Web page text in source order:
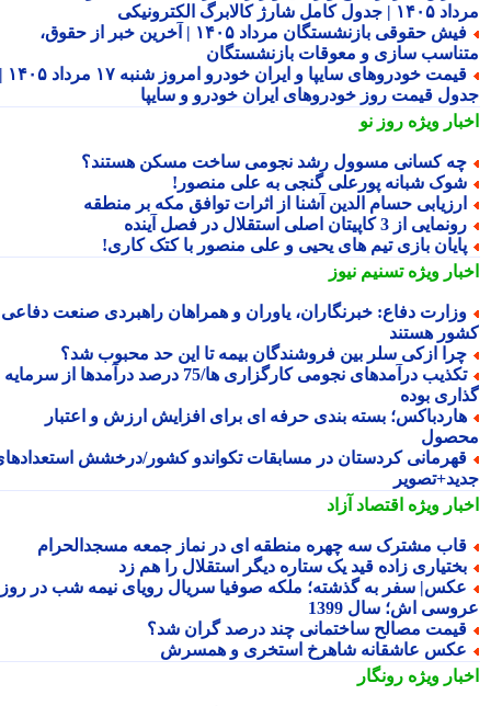
شارژ کالابرگ الکترونیکی
فیش حقوقی بازنشستگان مرداد ۱۴۰۵ | آخرین خبر از حقوق،
سازی و معوقات بازنشستگان
قیمت خودروهای سایپا و ایران خودرو امروز شنبه ۱۷ مرداد ۱۴۰۵ |
قیمت روز خودروهای ایران خودرو و سایپا
ویژهروز نو
کسانی مسوول رشد نجومی ساخت مسکن هستند؟
شبانه پورعلی گنجی به علی منصور!
حسام الدین آشنا از اثرات توافق مکه بر منطقه
از 3 کاپیتان اصلی استقلال در فصل آینده
بازی تیم های یحیی و علی منصور با کتک کاری!
ویژهتسنیم نیوز
دفاع: خبرنگاران، یاوران و همراهان راهبردی صنعت دفاعی
هستند
ازکی سلر بین فروشندگان بیمه تا این حد محبوب شد؟
تکذیب درآمدهای نجومی کارگزاری ها/75 درصد درآمدها از سرمایه
بوده
بسته بندی حرفه ای برای افزایش ارزش و اعتبار
کردستان در مسابقات تکواندو کشور/درخشش استعدادهای
ویژهاقتصاد آزاد
مشترک سه چهره منطقه ای در نماز جمعه مسجدالحرام
زاده قید یک ستاره دیگر استقلال را هم زد
سفر به گذشته؛ ملکه صوفیا سریال رویای نیمه شب در روز
اش؛ سال 1399
مصالح ساختمانی چند درصد گران شد؟
عاشقانه شاهرخ استخری و همسرش
ویژهرونگار